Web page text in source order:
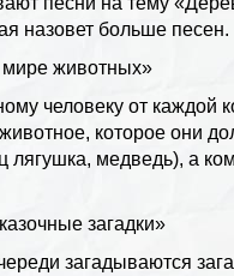
назовет больше песен.
мире животных»
человеку от каждой
которое они
лягушка, медведь), а
загадки»
загадываются